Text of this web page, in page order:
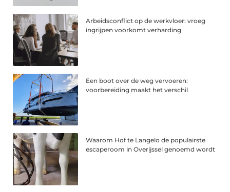
Arbeidsconflict op de werkvloer: vroeg
ingrijpen voorkomt verharding
Een boot over de weg vervoeren:
voorbereiding maakt het verschil
Waarom Hof te Langelo de populairste
escaperoom in Overijssel genoemd wordt